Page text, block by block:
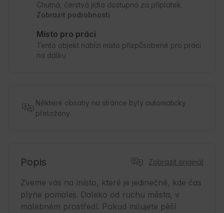
Chutná, čerstvá jídla dostupná za příplatek.
Zobrazit podrobnosti
Místo pro práci
Tento objekt nabízí místo přizpůsobené pro práci
na dálku
Některé obsahy na stránce byly automaticky
přeloženy.
Popis Zobrazit originál
Zveme vás na místo, které je jedinečné, kde čas
plyne pomaleji. Daleko od ruchu města, v
malebném prostředí. Pokud milujete pěší